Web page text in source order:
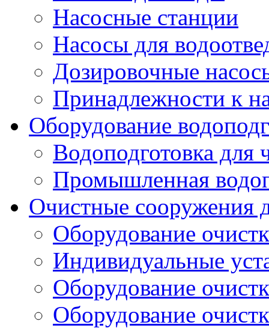
Насосные станции
Насосы для
Дозировочные
Принадлежности к
Оборудование
Водоподготовка для
Промышленная
Очистные сооружения
Оборудование
Индивидуальные
Оборудование
Оборудование